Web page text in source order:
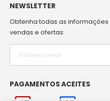
NEWSLETTER
Obtenha todas as
vendas e ofertas:
PAGAMENTOS ACEITES